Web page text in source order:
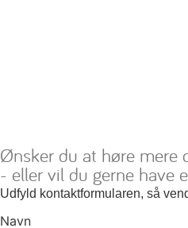
Ønsker du at høre mere
- eller vil du gerne have
Udfyld kontaktformularen, så
Navn